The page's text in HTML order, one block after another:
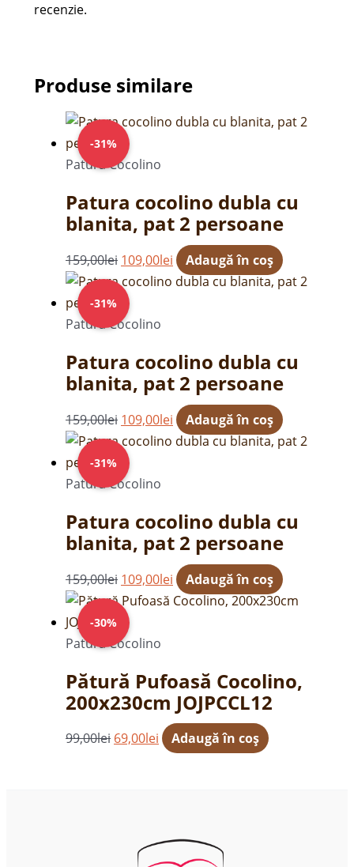
recenzie.
Produse similare
-31%
Patură Cocolino
Patura cocolino dubla cu
blanita, pat 2 persoane
159,00lei
Prețul
inițial
a
159,00lei.
109,00lei
Prețul
Adaugă în coș
-31%
Patură Cocolino
Patura cocolino dubla cu
blanita, pat 2 persoane
159,00lei
Prețul
inițial
a
159,00lei.
109,00lei
Prețul
Adaugă în coș
-31%
Patură Cocolino
Patura cocolino dubla cu
blanita, pat 2 persoane
159,00lei
Prețul
inițial
a
159,00lei.
109,00lei
Prețul
Adaugă în coș
-30%
Patură Cocolino
Pătură Pufoasă Cocolino,
200x230cm JOJPCCL12
99,00lei
Prețul
inițial
a
99,00lei.
69,00lei
Prețul
este:
Adaugă în coș